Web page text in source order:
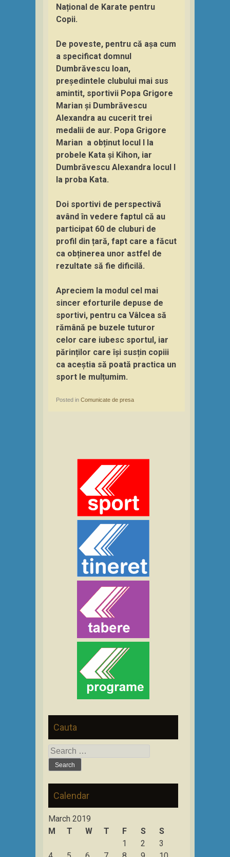
Național de Karate pentru
Copii.
De poveste, pentru că așa cum
a specificat domnul
Dumbrăvescu Ioan,
președintele clubului mai sus
amintit, sportivii Popa Grigore
Marian și Dumbrăvescu
Alexandra au cucerit trei
medalii de aur. Popa Grigore
Marian a obținut locul I la
probele Kata și Kihon, iar
Dumbrăvescu Alexandra locul I
la proba Kata.
Doi sportivi de perspectivă
având în vedere faptul că au
participat 60 de cluburi de
profil din țară, fapt care a făcut
ca obținerea unor astfel de
rezultate să fie dificilă.
Apreciem la modul cel mai
sincer eforturile depuse de
sportivi, pentru ca Vâlcea să
rămână pe buzele tuturor
celor care iubesc sportul, iar
părinților care își susțin copiii
ca aceștia să poată practica un
sport le mulțumim.
Posted in Comunicate de presa
Cauta
Search
for:
Calendar
March 2019
M
T W T F S
S
1
2
3